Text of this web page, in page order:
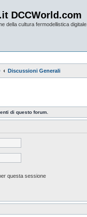
DCCWorld.com
della cultura fermodellistica digitale.
Discussioni Generali
di questo forum.
questa sessione